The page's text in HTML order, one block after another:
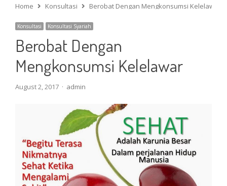
Home Konsultasi Berobat Dengan Mengkonsumsi Kelelawar
Konsultasi Konsultasi Syariah
Berobat Dengan
Mengkonsumsi Kelelawar
August 2, 2017 Author
admin